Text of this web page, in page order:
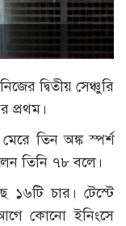
দ্বিতীয় সেঞ্চুরি
প্রথম।
তিন অঙ্ক স্পর্শ
তিনি ৭৮ বলে।
১৬টি চার। টেস্টে
কোনো ইনিংসে